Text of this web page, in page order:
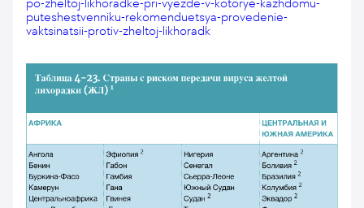
puteshestvenniku-rekomenduetsya-provedenie-
vaktsinatsii-protiv-zheltoj-likhoradk